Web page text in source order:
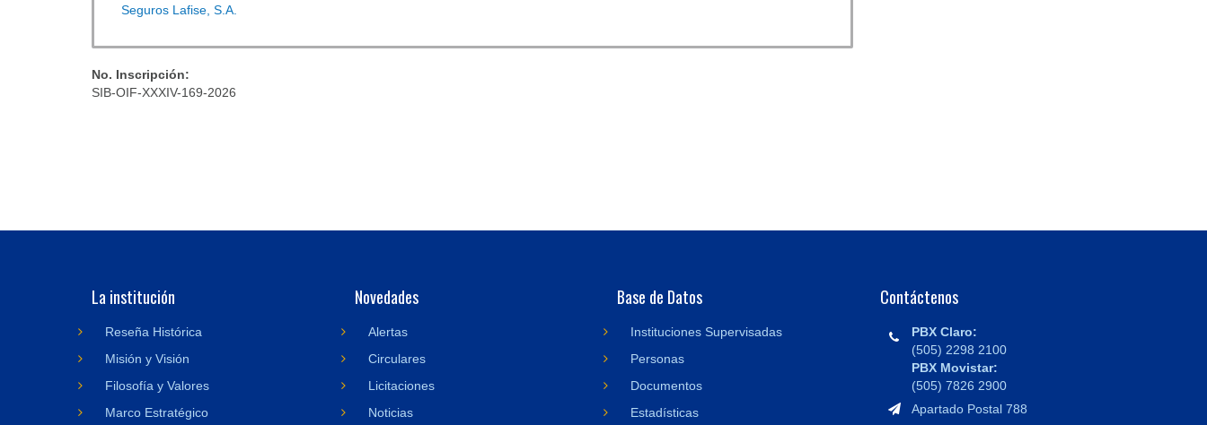
Seguros Lafise, S.A.
No. Inscripción:
SIB-OIF-XXXIV-169-2026
La institución
Reseña Histórica
Misión y Visión
Filosofía y Valores
Marco Estratégico
Novedades
Alertas
Circulares
Licitaciones
Noticias
Base de Datos
Instituciones Supervisadas
Personas
Documentos
Estadísticas
Contáctenos
PBX Claro:
(505) 2298 2100
PBX Movistar:
(505) 7826 2900
Apartado Postal 788